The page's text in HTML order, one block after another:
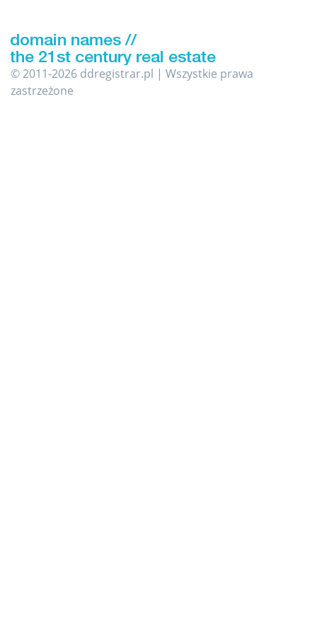
© 2011-2026 ddregistrar.pl | Wszystkie prawa
zastrzeżone